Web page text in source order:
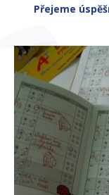
Přejeme